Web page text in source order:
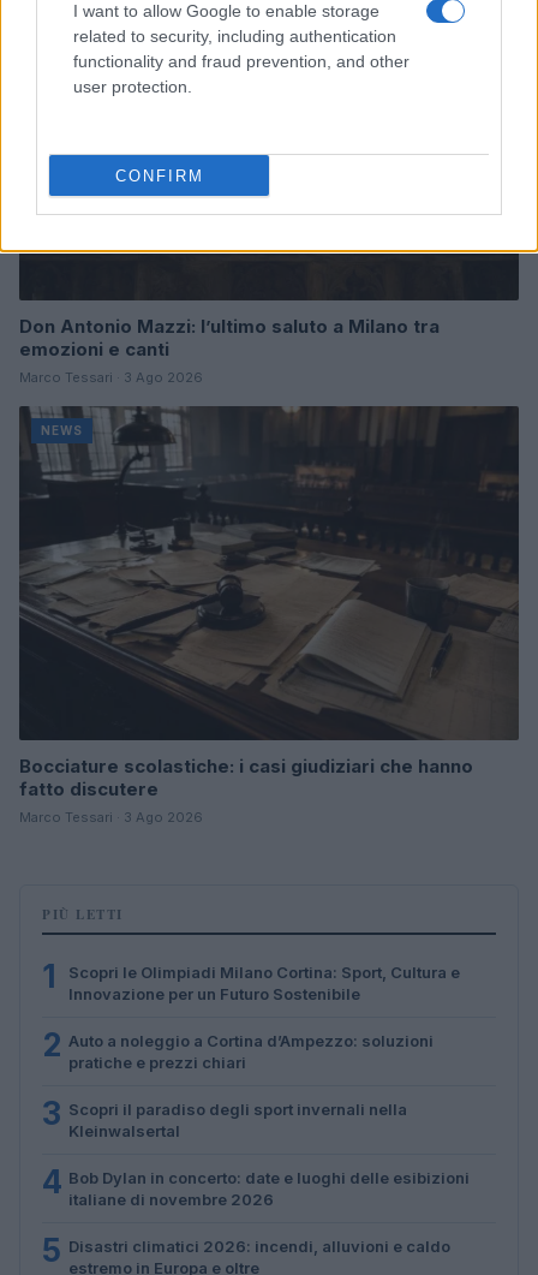
I want to allow Google to enable storage
related to security, including authentication
functionality and fraud prevention, and other
user protection.
CONFIRM
Don Antonio Mazzi: l’ultimo saluto a Milano tra
emozioni e canti
Marco Tessari · 3 Ago 2026
NEWS
Bocciature scolastiche: i casi giudiziari che hanno
fatto discutere
Marco Tessari · 3 Ago 2026
PIÙ LETTI
1
Scopri le Olimpiadi Milano Cortina: Sport, Cultura e
Innovazione per un Futuro Sostenibile
2 Auto a noleggio a Cortina d’Ampezzo: soluzioni
pratiche e prezzi chiari
3 Scopri il paradiso degli sport invernali nella
Kleinwalsertal
4 Bob Dylan in concerto: date e luoghi delle esibizioni
italiane di novembre 2026
5 Disastri climatici 2026: incendi, alluvioni e caldo
estremo in Europa e oltre